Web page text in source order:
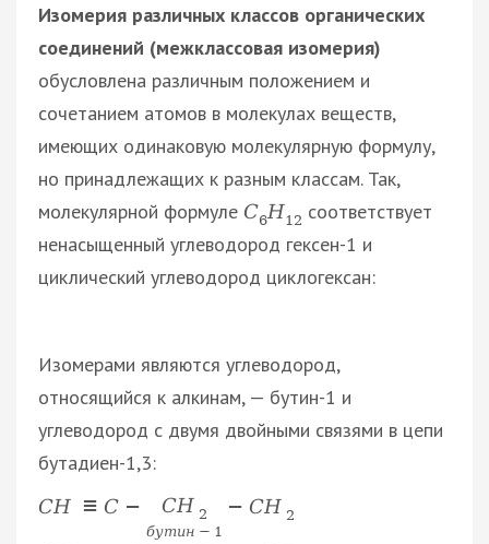
Изомерия различных классов органических
соединений (межклассовая изомерия)
обусловлена различным положением и
сочетанием атомов в молекулах веществ,
имеющих одинаковую молекулярную формулу,
но принадлежащих к разным классам. Так,
молекулярной формуле С6Н12 соответствует
ненасыщенный углеводород гексен-1 и
циклический углеводород циклогексан:
Изомерами являются углеводород,
относящийся к алкинам, — бутин-1 и
углеводород с двумя двойными связями в цепи
бутадиен-1,3:
CH ≡ C − CH 2
бутин − 1
− CH 2